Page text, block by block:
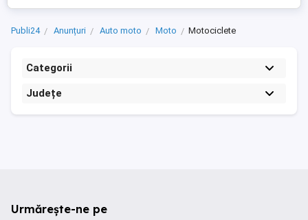
Publi24 Anunțuri Auto moto Moto Motociclete
Categorii
Județe
Urmărește-ne pe